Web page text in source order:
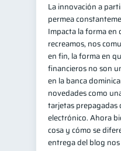
La innovación a
permea
Impacta la forma en
recreamos, nos
en fin, la forma en
financieros no son
en la banca
novedades como
tarjetas prepagadas
electrónico. Ahora
cosa y cómo se
entrega del blog